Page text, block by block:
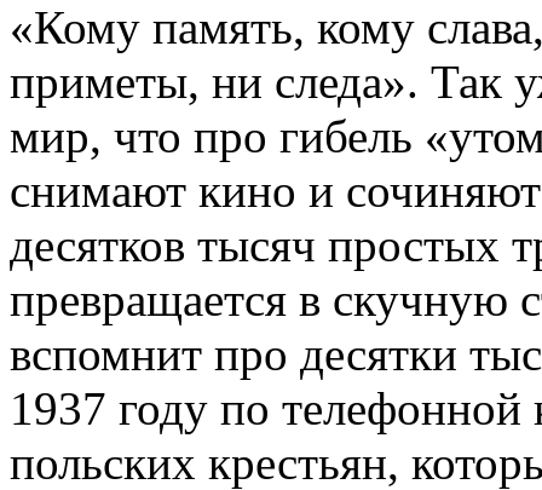
«Кому память, кому
приметы, ни следа». Так
мир, что про гибель
снимают кино и
десятков тысяч простых
превращается в скучную
вспомнит про десятки
1937 году по телефонной
польских крестьян,